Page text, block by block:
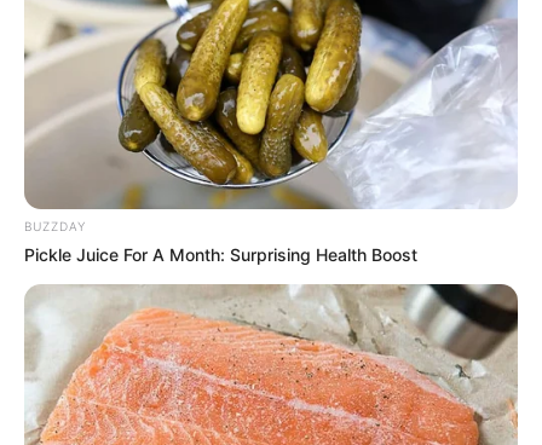
Zahid Oruc:”Ruben Vardanyan
xeyriyyəçi yox, yeni işğal layihəsinin
icraçısı idi”..
0 0
13:55 / 06 Avqust 2026 MARAQLI
BUZZDAY
Pickle Juice For A Month: Surprising Health Boost